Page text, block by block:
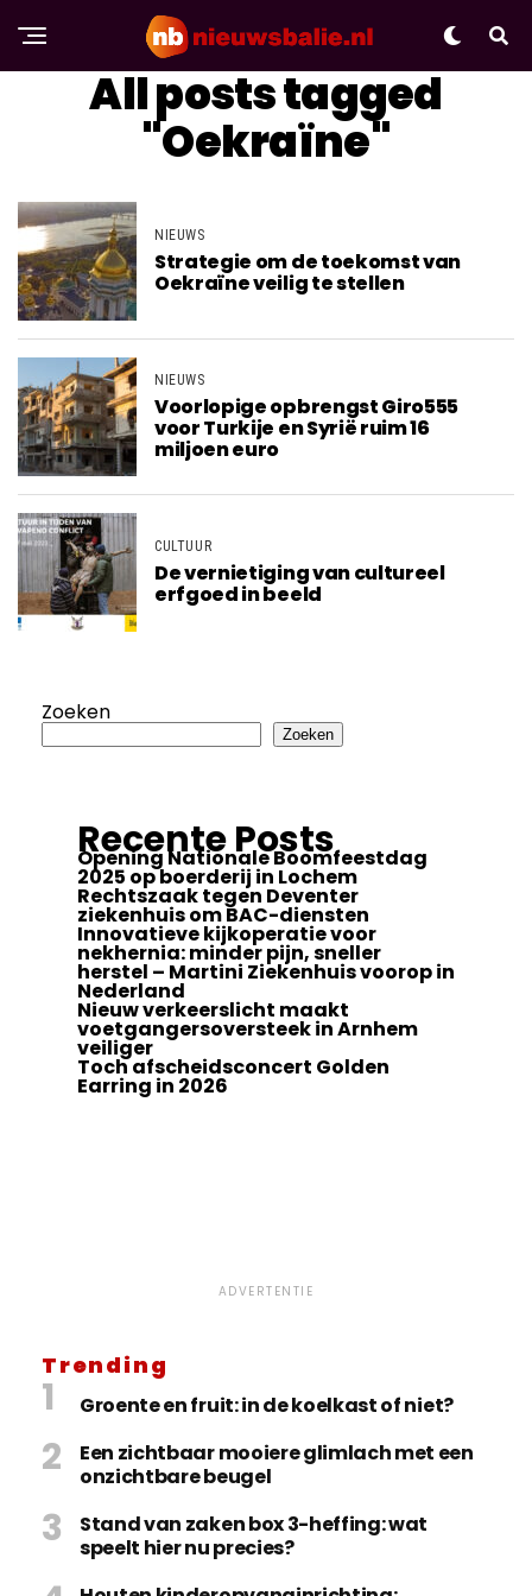
All posts tagged
"Oekraïne"
NIEUWS
Strategie om de toekomst van
Oekraïne veilig te stellen
NIEUWS
Voorlopige opbrengst Giro555
voor Turkije en Syrië ruim 16
miljoen euro
CULTUUR
De vernietiging van cultureel
erfgoed in beeld
Zoeken
Zoeken
Recente Posts
Opening Nationale Boomfeestdag
2025 op boerderij in Lochem
Rechtszaak tegen Deventer
ziekenhuis om BAC-diensten
Innovatieve kijkoperatie voor
nekhernia: minder pijn, sneller
herstel – Martini Ziekenhuis voorop in
Nederland
Nieuw verkeerslicht maakt
voetgangersoversteek in Arnhem
veiliger
Toch afscheidsconcert Golden
Earring in 2026
ADVERTENTIE
Trending
Groente en fruit: in de koelkast of niet?
Een zichtbaar mooiere glimlach met een
onzichtbare beugel
Stand van zaken box 3-heffing: wat
speelt hier nu precies?